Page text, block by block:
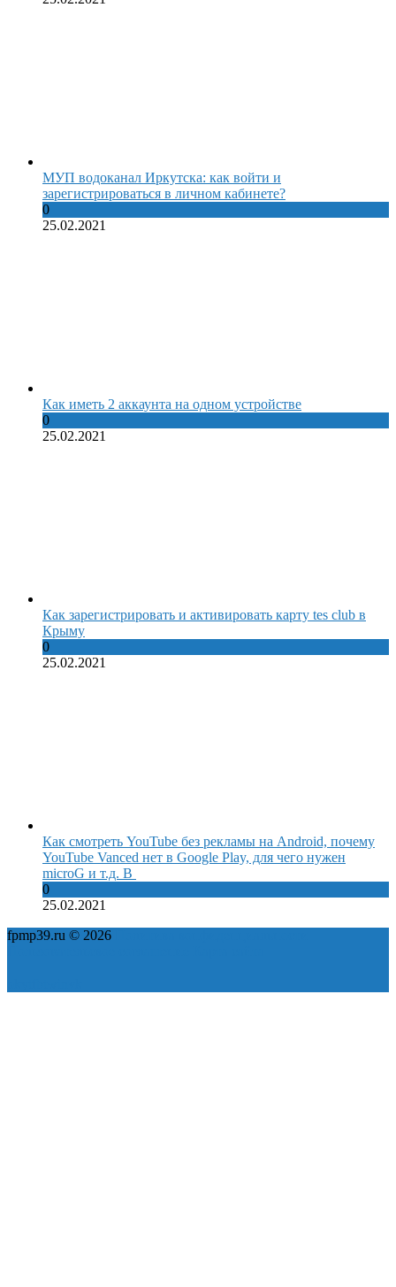
МУП водоканал Иркутска: как войти и
зарегистрироваться в личном кабинете?
0
25.02.2021
Как иметь 2 аккаунта на одном устройстве
0
25.02.2021
Как зарегистрировать и активировать карту tes club в
Крыму
0
25.02.2021
Как смотреть YouTube без рекламы на Android, почему
YouTube Vanced нет в Google Play, для чего нужен
microG и т.д. В
0
25.02.2021
fpmp39.ru © 2026